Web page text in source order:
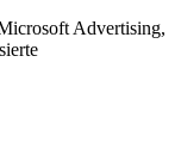
Advertising,